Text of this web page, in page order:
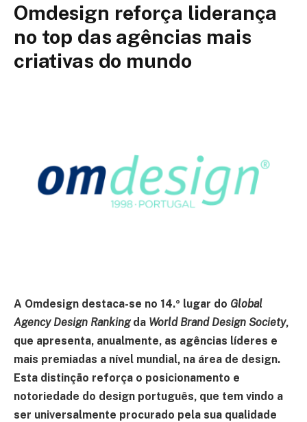
Omdesign reforça liderança
no top das agências mais
criativas do mundo
A Omdesign destaca-se no 14.º lugar do Global
Agency Design Rankingda World Brand Design Society,
que apresenta, anualmente, as agências líderes e
mais premiadas a nível mundial, na área de design.
Esta distinção reforça o posicionamento e
notoriedade do design português, que tem vindo a
ser universalmente procurado pela sua qualidade